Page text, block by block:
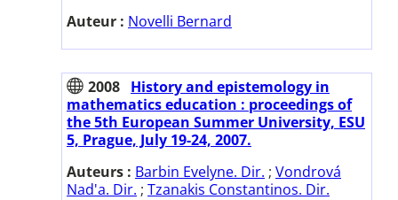
Auteur : Novelli Bernard
2008 History and epistemology in
mathematics education : proceedings of
the 5th European Summer University, ESU
5, Prague, July 19-24, 2007.
Auteurs : Barbin Evelyne. Dir. ; Vondrová
Nad'a. Dir. ; Tzanakis Constantinos. Dir.